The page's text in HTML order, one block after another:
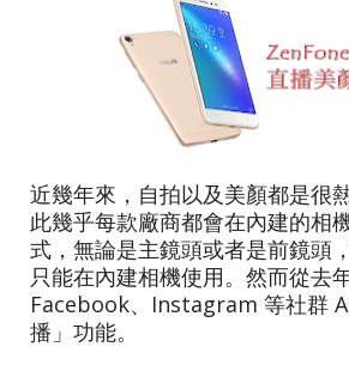
近幾年來，自拍以及美顏都是很
此幾乎每款廠商都會在內建的相
式，無論是主鏡頭或者是前鏡頭
只能在內建相機使用。然而從去
Facebook、Instagram 等社群
播」功能。